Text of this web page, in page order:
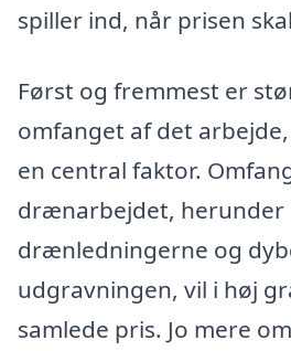
spiller ind, når prisen
Først og fremmest er
omfanget af det
en central faktor.
drænarbejdet,
drænledningerne og
udgravningen, vil i høj
samlede pris. Jo mere